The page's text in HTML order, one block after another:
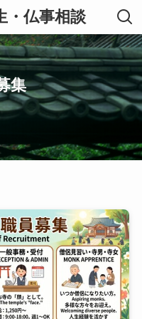
・仏事相談
集